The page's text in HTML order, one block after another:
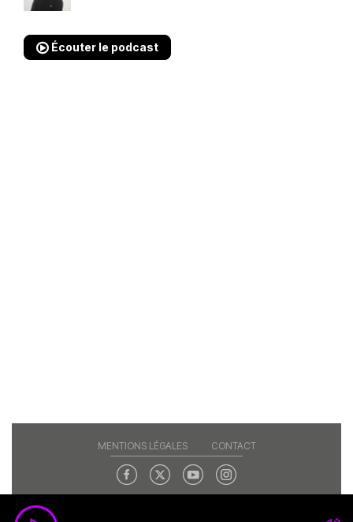
Écouter le podcast
MENTIONS LÉGALES CONTACT